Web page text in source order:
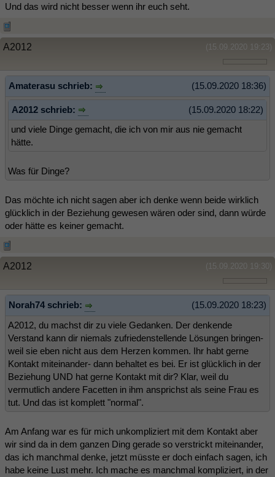
Und das wird nicht besser wenn ihr euch seht.
(15.09.2020 19:23)
A2012
(15.09.2020 18:36)
Amaterasu schrieb:
(15.09.2020 18:22)
A2012 schrieb:
und viele Dinge gemacht, die ich von mir aus nie gemacht
hätte.
Was für Dinge?
Das möchte ich nicht sagen aber ich denke wenn beide wirklich
glücklich in der Beziehung gewesen wären oder sind, dann würde
oder hätte es keiner gemacht.
(15.09.2020 19:30)
A2012
(15.09.2020 18:23)
Norah74 schrieb:
A2012, du machst dir zu viele Gedanken. Der denkende
Verstand kann dir niemals zufriedenstellende Lösungen bringen-
weil sie eben nicht aus dem Herzen kommen. Ihr habt gerne
Kontakt miteinander- dann behaltet es bei. Er ist glücklich in der
Beziehung UND hat gerne Kontakt mit dir? Klar, weil du
vermutlich andere Facetten in ihm ansprichst als seine Frau es
tut. Und das ist komplett "normal".
Am Anfang war es für mich unkompliziert mit dem Kontakt aber
wir sind da in dem ganzen Ding gerade so verstrickt miteinander,
das ich manchmal denke, jetzt müsste er doch einfach sagen, ich
habe keine Lust mehr. Ich mache es manchmal kompliziert, in der